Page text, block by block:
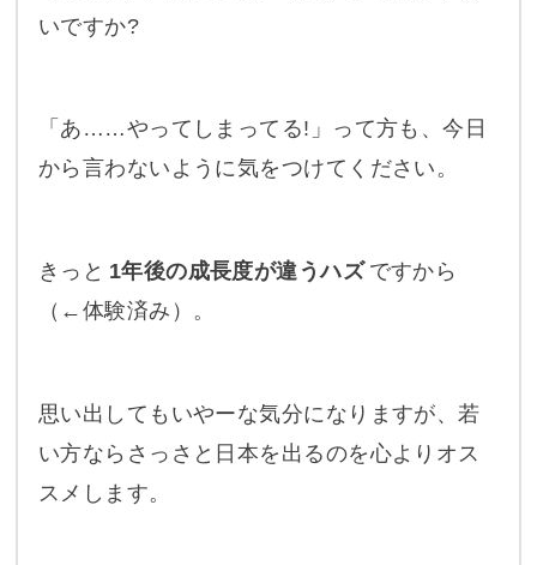
いですか?
「あ……やってしまってる!」って方も、今日
から言わないように気をつけてください。
きっと 1年後の成長度が違うハズ ですから
（←体験済み）。
思い出してもいやーな気分になりますが、若
い方ならさっさと日本を出るのを心よりオス
スメします。